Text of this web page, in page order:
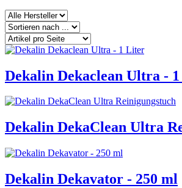
Dekalin Dekaclean Ultra -
Dekalin DekaClean Ultra
Dekalin Dekavator - 250 ml